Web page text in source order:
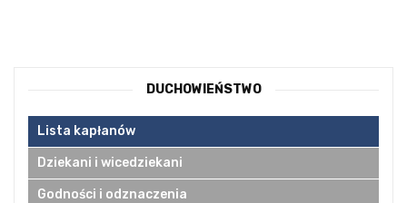
DUCHOWIEŃSTWO
Lista kapłanów
Dziekani i wicedziekani
Godności i odznaczenia